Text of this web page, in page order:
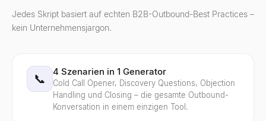
Jedes Skript basiert auf echten B2B-Outbound-Best Practices –
kein Unternehmensjargon.
📞
4 Szenarien in 1 Generator
Cold Call Opener, Discovery Questions, Objection
Handling und Closing – die gesamte Outbound-
Konversation in einem einzigen Tool.